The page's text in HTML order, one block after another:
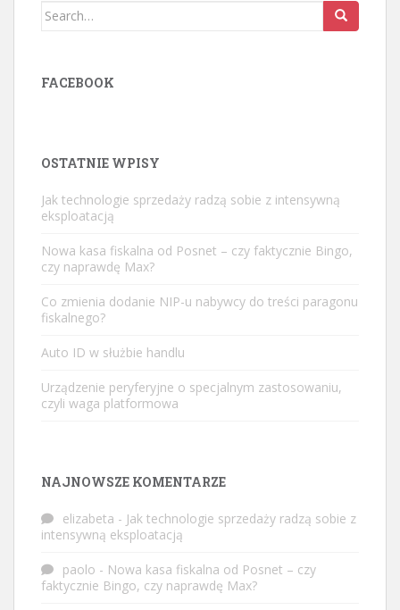
Search
FACEBOOK
OSTATNIE WPISY
Jak technologie sprzedaży radzą sobie z intensywną
eksploatacją
Nowa kasa fiskalna od Posnet – czy faktycznie Bingo,
czy naprawdę Max?
Co zmienia dodanie NIP-u nabywcy do treści paragonu
fiskalnego?
Auto ID w służbie handlu
Urządzenie peryferyjne o specjalnym zastosowaniu,
czyli waga platformowa
NAJNOWSZE KOMENTARZE
elizabeta - Jak technologie sprzedaży radzą sobie z
intensywną eksploatacją
paolo - Nowa kasa fiskalna od Posnet – czy
faktycznie Bingo, czy naprawdę Max?